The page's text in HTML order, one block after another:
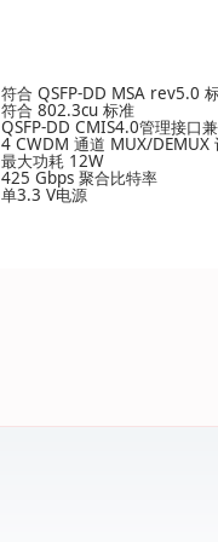
符合 QSFP-DD MSA rev5.0
符合 802.3cu 标准
QSFP-DD CMIS4.0管理接口
4 CWDM 通道 MUX/DEMUX
最大功耗 12W
425 Gbps 聚合比特率
单3.3 V电源